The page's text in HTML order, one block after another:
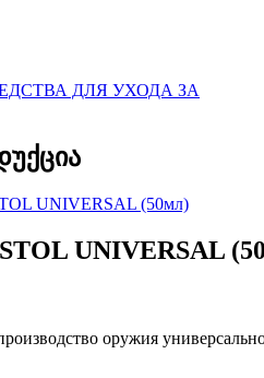
ДЛЯ УХОДА ЗА
UNIVERSAL
оружия